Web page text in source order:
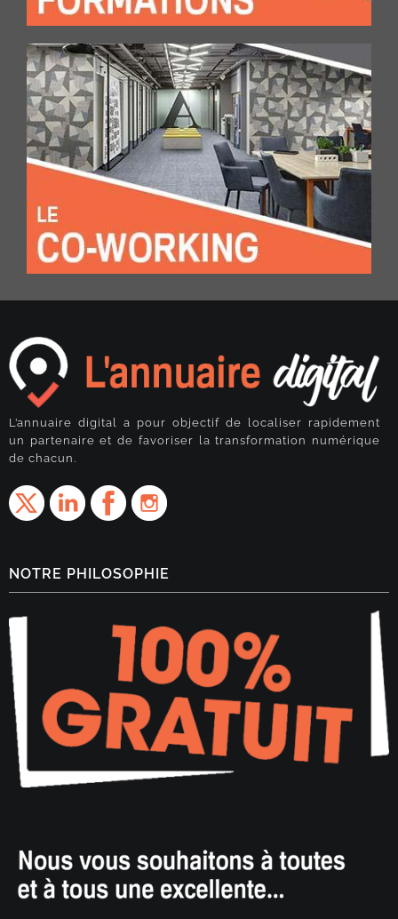
L’annuaire digital a pour objectif de localiser rapidement
un partenaire et de favoriser la transformation numérique
de chacun.
NOTRE PHILOSOPHIE